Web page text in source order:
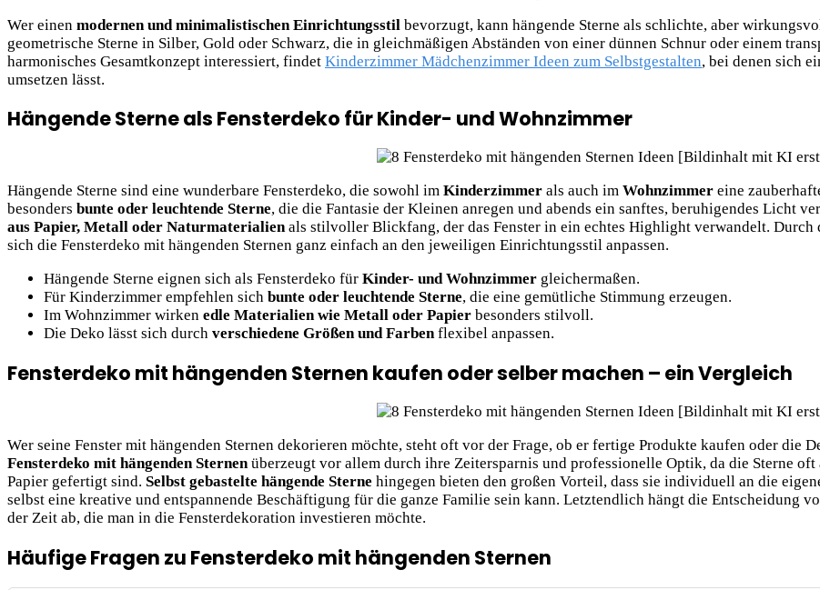
Wer einen modernen und minimalistischen Einrichtungsstil bevorzugt, kann hängende Sterne als schlichte, aber
geometrische Sterne in Silber, Gold oder Schwarz, die in gleichmäßigen Abständen von einer dünnen Schnur oder einem
harmonisches Gesamtkonzept interessiert, findet Kinderzimmer Mädchenzimmer Ideen zum Selbstgestalten, bei denen sich
umsetzen lässt.
Hängende Sterne als Fensterdeko für Kinder- und Wohnzimmer
Hängende Sterne sind eine wunderbare Fensterdeko, die sowohl im Kinderzimmer als auch im Wohnzimmer eine
besonders bunte oder leuchtende Sterne, die die Fantasie der Kleinen anregen und abends ein sanftes, beruhigendes Licht
aus Papier, Metall oder Naturmaterialienals stilvoller Blickfang, der das Fenster in ein echtes Highlight verwandelt.
sich die Fensterdeko mit hängenden Sternen ganz einfach an den jeweiligen Einrichtungsstil anpassen.
Hängende Sterne eignen sich als Fensterdeko für Kinder- und Wohnzimmer gleichermaßen.
Für Kinderzimmer empfehlen sich bunte oder leuchtende Sterne, die eine gemütliche Stimmung erzeugen.
Im Wohnzimmer wirken edle Materialien wie Metall oder Papier besonders stilvoll.
Die Deko lässt sich durch verschiedene Größen und Farbenflexibel anpassen.
Fensterdeko mit hängenden Sternen kaufen oder selber machen – ein Vergleich
Wer seine Fenster mit hängenden Sternen dekorieren möchte, steht oft vor der Frage, ob er fertige Produkte kaufen oder die
Fensterdeko mit hängenden Sternenüberzeugt vor allem durch ihre Zeitersparnis und professionelle Optik, da die Sterne
Papier gefertigt sind. Selbst gebastelte hängende Sterne hingegen bieten den großen Vorteil, dass sie individuell an die
selbst eine kreative und entspannende Beschäftigung für die ganze Familie sein kann. Letztendlich hängt die Entscheidung
der Zeit ab, die man in die Fensterdekoration investieren möchte.
Häufige Fragen zu Fensterdeko mit hängenden Sternen